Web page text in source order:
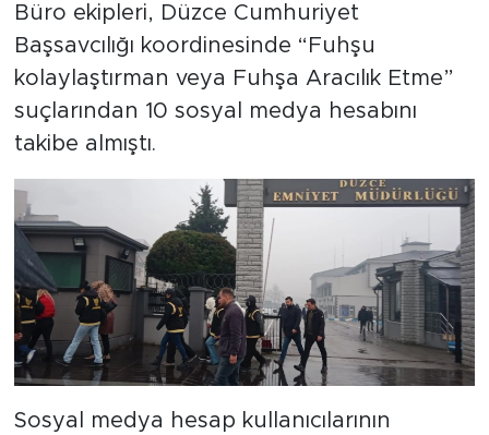
Büro ekipleri, Düzce Cumhuriyet
Başsavcılığı koordinesinde “Fuhşu
kolaylaştırman veya Fuhşa Aracılık Etme”
suçlarından 10 sosyal medya hesabını
takibe almıştı.
Sosyal medya hesap kullanıcılarının